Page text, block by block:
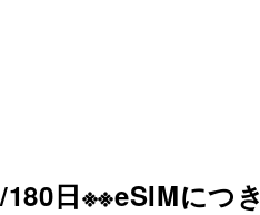
日※※eSIMにつき